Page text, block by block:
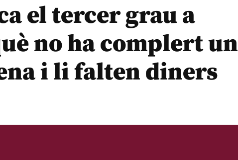
el tercer grau a
no ha complert un
i li falten diners